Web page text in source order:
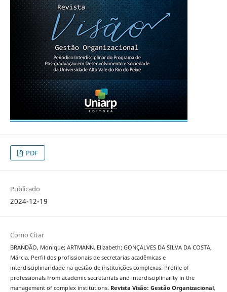
PDF
Publicado
2024-12-19
Como Citar
BRANDÃO, Monique; ARTMANN, Elizabeth; GONÇALVES DA SILVA DA COSTA,
Márcia. Perfil dos profissionais de secretarias acadêmicas e
interdisciplinaridade na gestão de instituições complexas: Profile of
professionals from academic secretariats and interdisciplinarity in the
management of complex institutions. Revista Visão: Gestão Organizacional,